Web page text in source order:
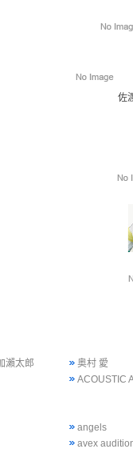
佐
瀨太郎
奥村 愛
ACOUSTIC
angels
avex